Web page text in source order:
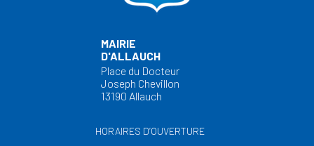
MAIRIE
D'ALLAUCH
Place du Docteur
Joseph Chevillon
13190 Allauch
HORAIRES D’OUVERTURE